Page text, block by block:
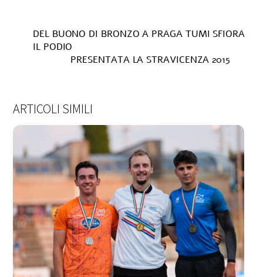
DEL BUONO DI BRONZO A PRAGA TUMI SFIORA
IL PODIO
PRESENTATA LA STRAVICENZA 2015
ARTICOLI SIMILI